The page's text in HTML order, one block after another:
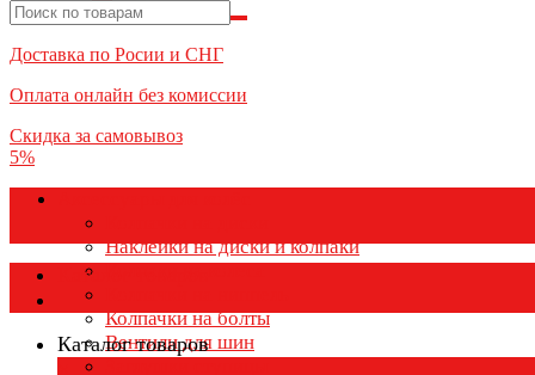
Доставка по Росии и СНГ
Оплата онлайн без комиссии
Скидка за самовывоз
5%
Наклейки на диски и колпаки
Колпаки на колеса
Колпачки на болты
Вентили для шин
Каталог товаров
Каталог товаров